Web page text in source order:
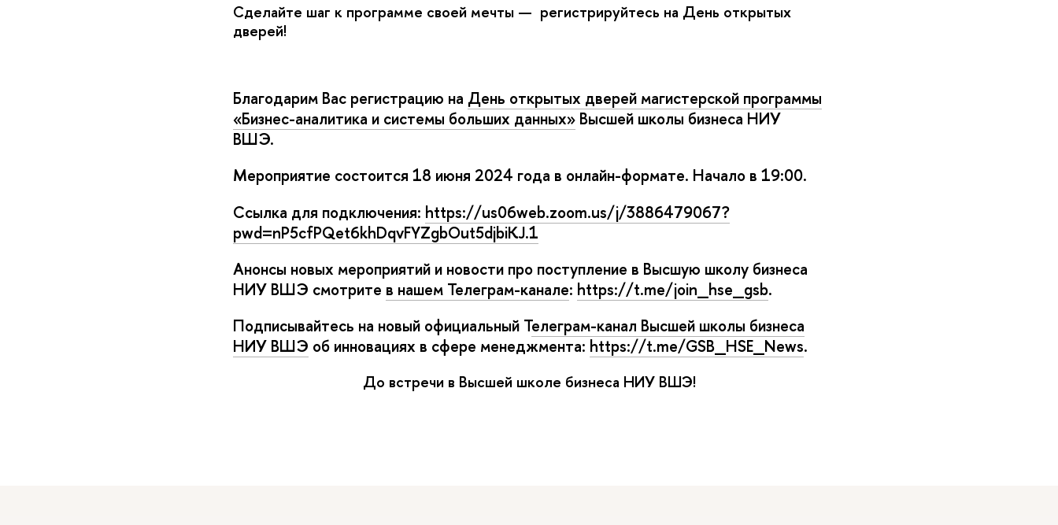
Сделайте шаг к программе своей мечты — регистрируйтесь на День открытых
дверей!
Благодарим Вас регистрацию на День открытых дверей магистерской программы
«Бизнес-аналитика и системы больших данных»ысшей школы бизнеса НИУ
ШЭ.
Мероприятие состоится 18 июня 2024 года в онлайн-формате. Начало в 19:00.
Ссылка для подключения: https://us06web.zoom.us/j/3886479067?
pwd=nP5cfPQet6khDqvFYZgbOut5djbiKJ.1
Анонсы новых мероприятий и новости про поступление в Высшую школу бизнеса
НИУ ВШЭ смотрите нашем Телеграм-канале: https://t.me/join_hse_gsb.
Подписывайтесь на новый официальный Телеграм-канал Высшей школы бизнеса
НИУ ВШЭ об инновациях в сфере менеджмента: https://t.me/GSB_HSE_News.
До встречи в Высшей школе бизнеса НИУ ВШЭ!